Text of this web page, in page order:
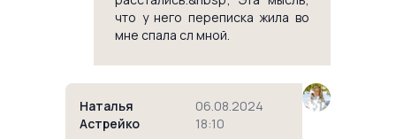
что у него переписка жила во
мне спала сл мной.
Наталья
Астрейко
06.08.2024
18:10